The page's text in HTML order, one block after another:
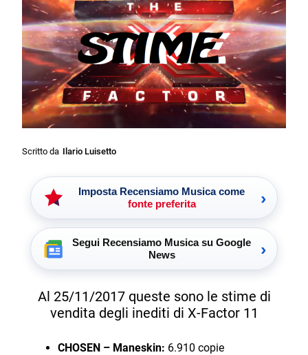
Scritto da Ilario Luisetto
Imposta Recensiamo Musica come
fonte preferita
›
Segui Recensiamo Musica su Google
News
›
Al 25/11/2017 queste sono le stime di
vendita degli inediti di X-Factor 11
CHOSEN – Maneskin: 6.910 copie